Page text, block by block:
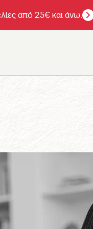
από 25€ και άνω.